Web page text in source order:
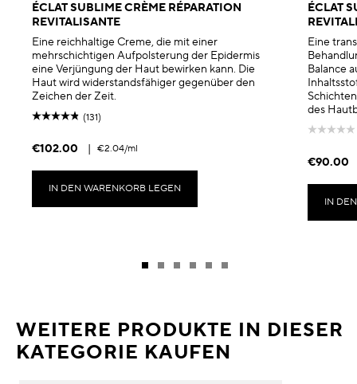
ÉCLAT SUBLIME CRÈME RÉPARATION
REVITALISANTE
Eine reichhaltige Creme, die mit einer
mehrschichtigen Aufpolsterung der Epidermis
eine Verjüngung der Haut bewirken kann. Die
Haut wird widerstandsfähiger gegenüber den
Zeichen der Zeit.
(131)
€102.00 €2.04/ml
IN DEN WARENKORB LEGEN
ÉCLAT
Eine
Balance
des
€90.00
IN
WEITERE PRODUKTE IN DIESER
KATEGORIE KAUFEN